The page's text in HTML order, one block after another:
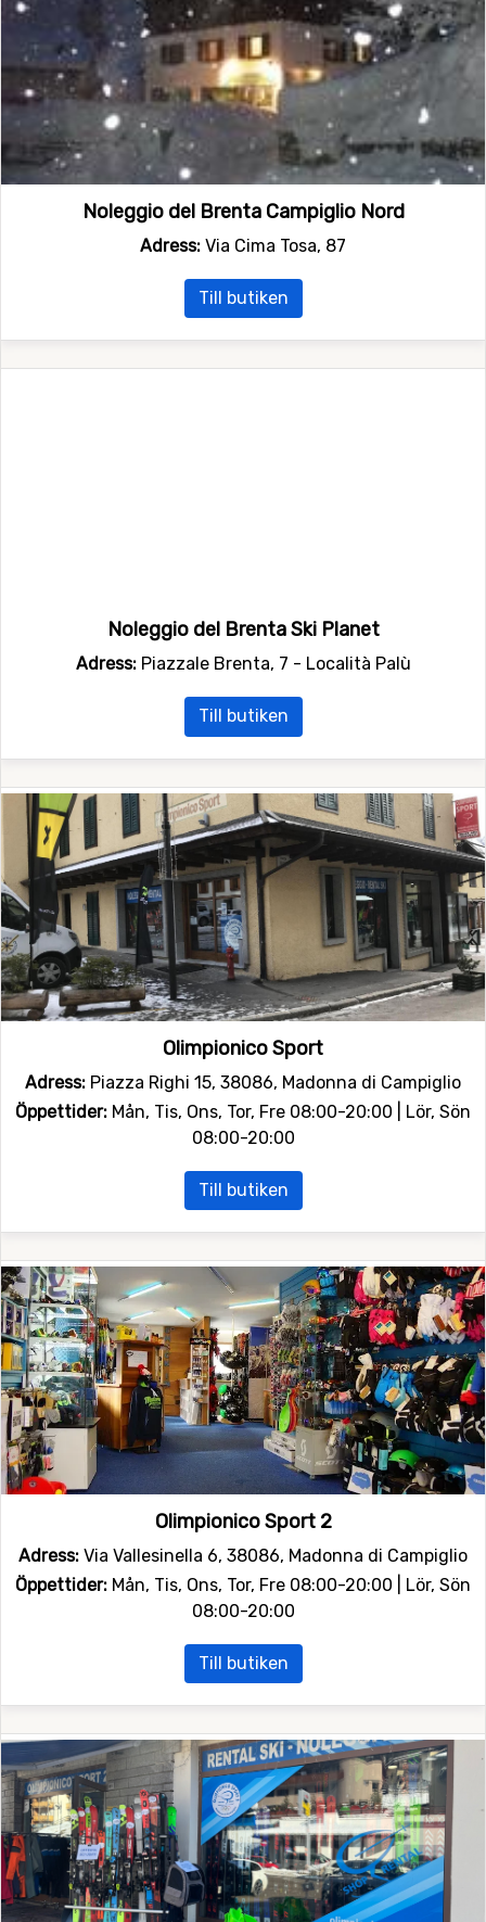
Noleggio del Brenta Campiglio Nord
Adress: Via Cima Tosa, 87
Till butiken
Noleggio del Brenta Ski Planet
Adress:Piazzale Brenta, 7 - Località Palù
Till butiken
Olimpionico Sport
Adress: Piazza Righi 15, 38086, Madonna di Campiglio
Öppettider: Mån, Tis, Ons, Tor, Fre 08:00-20:00 | Lör, Sön
08:00-20:00
Till butiken
Olimpionico Sport 2
Adress: Via Vallesinella 6, 38086, Madonna di Campiglio
Öppettider: Mån, Tis, Ons, Tor, Fre 08:00-20:00 | Lör, Sön
08:00-20:00
Till butiken